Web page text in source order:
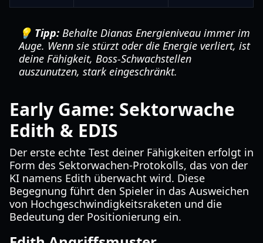
💡 Tipp: Behalte Dianas Energieniveau immer im
Auge. Wenn sie stürzt oder die Energie verliert, ist
deine Fähigkeit, Boss-Schwachstellen
auszunutzen, stark eingeschränkt.
Early Game: Sektorwache
Edith & EDIS
Der erste echte Test deiner Fähigkeiten erfolgt in
Form des Sektorwachen-Protokolls, das von der
KI namens Edith überwacht wird. Diese
Begegnung führt den Spieler in das Ausweichen
von Hochgeschwindigkeitsraketen und die
Bedeutung der Positionierung ein.